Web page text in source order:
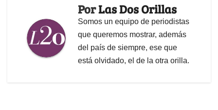
PorLas Dos Orillas
Somos un equipo de periodistas
que queremos mostrar, además
del país de siempre, ese que
está olvidado, el de la otra orilla.